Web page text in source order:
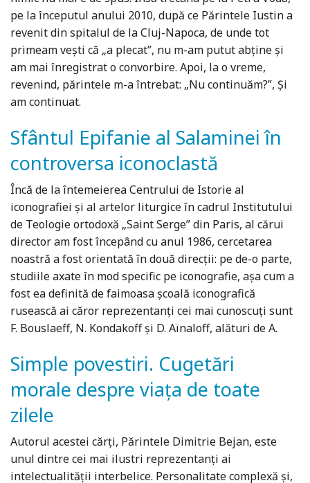
pe la începutul anului 2010, după ce Părintele Iustin a
revenit din spitalul de la Cluj-Napoca, de unde tot
primeam vești că „a plecat”, nu m-am putut abține și
am mai înregistrat o convorbire. Apoi, la o vreme,
revenind, părintele m-a întrebat: „Nu continuăm?”, Și
am continuat.
Sfântul Epifanie al Salaminei în
controversa iconoclastă
Încă de la întemeierea Centrului de Istorie al
iconografiei şi al artelor liturgice în cadrul Institutului
de Teologie ortodoxă „Saint Serge” din Paris, al cărui
director am fost începând cu anul 1986, cercetarea
noastră a fost orientată în două direcţii: pe de-o parte,
studiile axate în mod specific pe iconografie, aşa cum a
fost ea definită de faimoasa şcoală iconografică
rusească ai căror reprezentanţi cei mai cunoscuţi sunt
F. Bouslaeff, N. Kondakoff şi D. Aïnaloff, alături de A.
Simple povestiri. Cugetări
morale despre viaţa de toate
zilele
Autorul acestei cărţi, Părintele Dimitrie Bejan, este
unul dintre cei mai ilustri reprezentanţi ai
intelectualităţii interbelice. Personalitate complexă şi,